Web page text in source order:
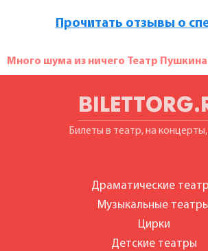
Прочитать отзывы о
Много шума из ничего Театр Пушкина
Билеты в театр, на
Драматические
Музыкальные
Цирки
Детские театры